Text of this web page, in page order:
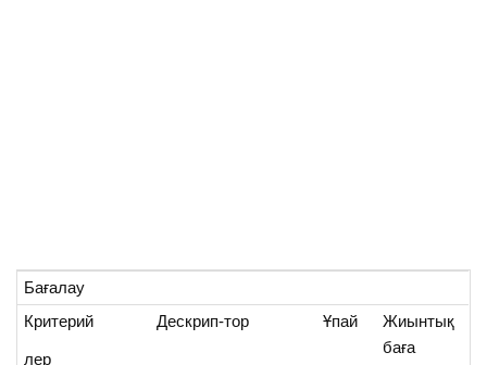
Бағалау
Критерий
лер
Дескрип-тор Ұпай
Жиынтық
баға